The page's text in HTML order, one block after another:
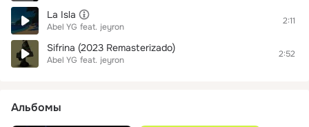
La Isla
Abel YG feat. jeyron
2:11
Sifrina (2023 Remasterizado)
Abel YG feat. jeyron
2:52
Альбомы